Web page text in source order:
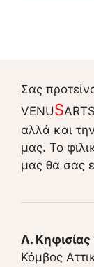
Σας
VENUS
αλλά και
μας. Το
μας θα σας
Λ.
Κόμβος